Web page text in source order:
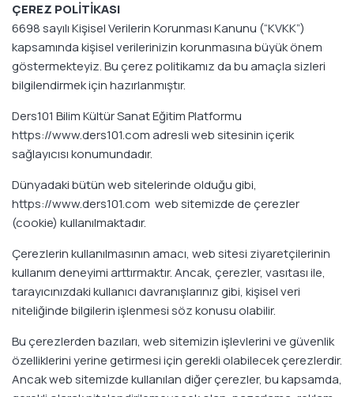
ÇEREZ POLİTİKASI
6698 sayılı Kişisel Verilerin Korunması Kanunu (“KVKK”)
kapsamında kişisel verilerinizin korunmasına büyük önem
göstermekteyiz. Bu çerez politikamız da bu amaçla sizleri
bilgilendirmek için hazırlanmıştır.
Ders101 Bilim Kültür Sanat Eğitim Platformu
https://www.ders101.com adresli web sitesinin içerik
sağlayıcısı konumundadır.
Dünyadaki bütün web sitelerinde olduğu gibi,
https://www.ders101.com web sitemizde de çerezler
(cookie) kullanılmaktadır.
Çerezlerin kullanılmasının amacı, web sitesi ziyaretçilerinin
kullanım deneyimi arttırmaktır. Ancak, çerezler, vasıtası ile,
tarayıcınızdaki kullanıcı davranışlarınız gibi, kişisel veri
niteliğinde bilgilerin işlenmesi söz konusu olabilir.
Bu çerezlerden bazıları, web sitemizin işlevlerini ve güvenlik
özelliklerini yerine getirmesi için gerekli olabilecek çerezlerdir.
Ancak web sitemizde kullanılan diğer çerezler, bu kapsamda,